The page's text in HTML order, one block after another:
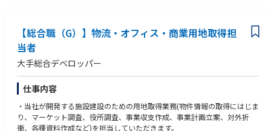
き、稼働案件への主導。
・PoC 推進
事業仮説の早期検証に向けたプロトタイピングや PoC の計画策定、実行
管理。
・事業スピンアウト戦略の策定と実行
事業化決定後の組織体制、外部アライアンス戦略、資本政策などの初期設
計と、事業部門への移管をリード。
・部門横断プロジェクトマネジメント
外部専門家や行政、社内の企画・開発・経理部門との連携を前提とした、
・エンタメ領域における事業開発推進のご経験
・行政折衝/ロビー活動経験
・部門横断タスクフォース、社外とのコンソーシアム代表幹事業務
【総合職（G）】物流・オフィス・商業用地取得担
当者
大手総合デベロッパー
仕事内容
・当社が開発する施設建設のための用地取得業務(物件情報の取得にはじま
り、マーケット調査、役所調査、事業収支作成、事業計画立案、対外折
衝、各種資料作成など)を担当していただきます。